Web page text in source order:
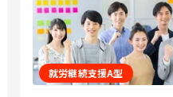
就労継続支援A型